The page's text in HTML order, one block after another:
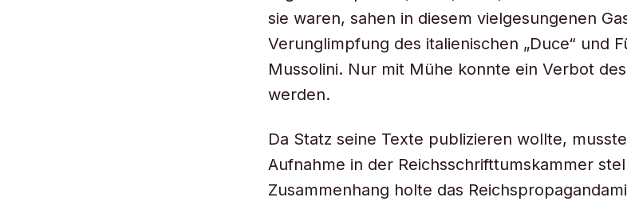
sie waren, sahen in diesem vielgesungenen
Verunglimpfung des italienischen „Duce“ und
Mussolini. Nur mit Mühe konnte ein Verbot
werden.
Da Statz seine Texte publizieren wollte,
Aufnahme in der Reichsschrifttumskammer
Zusammenhang holte das